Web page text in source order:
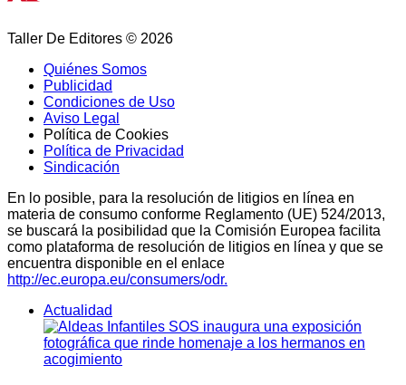
Taller De Editores © 2026
Quiénes Somos
Publicidad
Condiciones de Uso
Aviso Legal
Política de Cookies
Política de Privacidad
Sindicación
En lo posible, para la resolución de litigios en línea en
materia de consumo conforme Reglamento (UE) 524/2013,
se buscará la posibilidad que la Comisión Europea facilita
como plataforma de resolución de litigios en línea y que se
encuentra disponible en el enlace
http://ec.europa.eu/consumers/odr.
Actualidad